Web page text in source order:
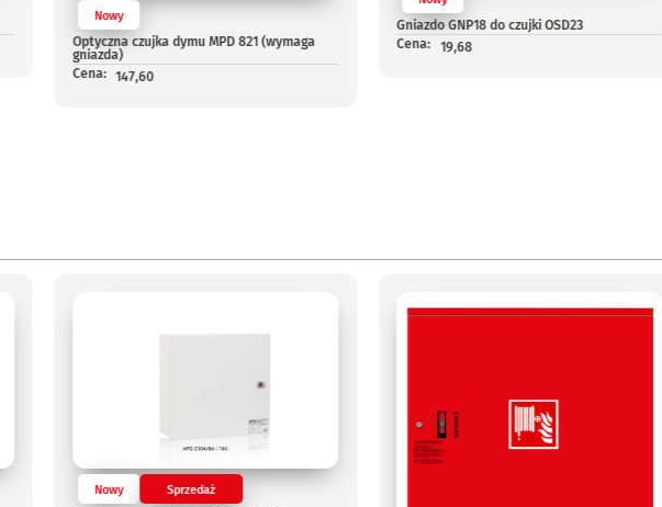
Nowy
Optyczna czujka dymu MPD 821 (wymaga
gniazda)
Cena: 147,60
Gniazdo GNP18 do czujki OSD23
Cena:
19,68
Nowy Sprzedaż